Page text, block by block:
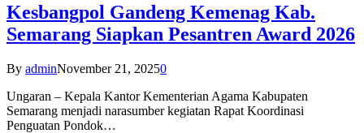
Kesbangpol Gandeng Kemenag Kab.
Semarang Siapkan Pesantren Award 2026
By adminNovember 21, 20250
Ungaran – Kepala Kantor Kementerian Agama Kabupaten
Semarang menjadi narasumber kegiatan Rapat Koordinasi
Penguatan Pondok…